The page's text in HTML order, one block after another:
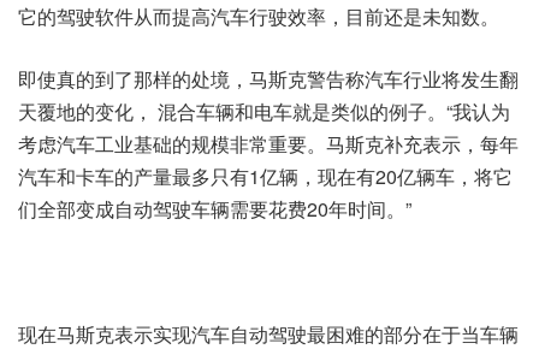
它的驾驶软件从而提高汽车行驶效率，目前还是未知数。
即使真的到了那样的处境，马斯克警告称汽车行业将发生翻
天覆地的变化， 混合车辆和电车就是类似的例子。“我认为
考虑汽车工业基础的规模非常重要。马斯克补充表示，每年
汽车和卡车的产量最多只有1亿辆，现在有20亿辆车，将它
们全部变成自动驾驶车辆需要花费20年时间。”
现在马斯克表示实现汽车自动驾驶最困难的部分在于当车辆